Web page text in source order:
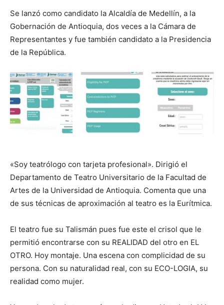
Se lanzó como candidato la Alcaldía de Medellín, a la
Gobernación de Antioquia, dos veces a la Cámara de
Representantes y fue también candidato a la Presidencia
de la República.
«Soy teatrólogo con tarjeta profesional». Dirigió el
Departamento de Teatro Universitario de la Facultad de
Artes de la Universidad de Antioquia. Comenta que una
de sus técnicas de aproximación al teatro es la Eurítmica.
El teatro fue su Talismán pues fue este el crisol que le
permitió encontrarse con su REALIDAD del otro en EL
OTRO. Hoy montaje. Una escena con complicidad de su
persona. Con su naturalidad real, con su ECO-LOGIA, su
realidad como mujer.